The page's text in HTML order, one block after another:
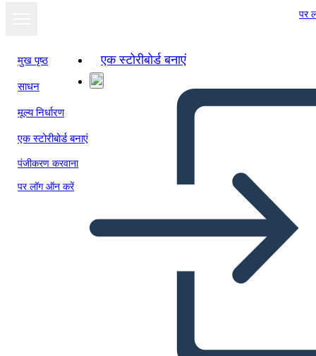
पर
मुख पृष्ठ
साधन
मूल्य निर्धारण
एक स्टोरीबोर्ड बनाएं
पंजीकरण करवाना
पर लॉग ऑन करें
एक स्टोरीबोर्ड बनाएं